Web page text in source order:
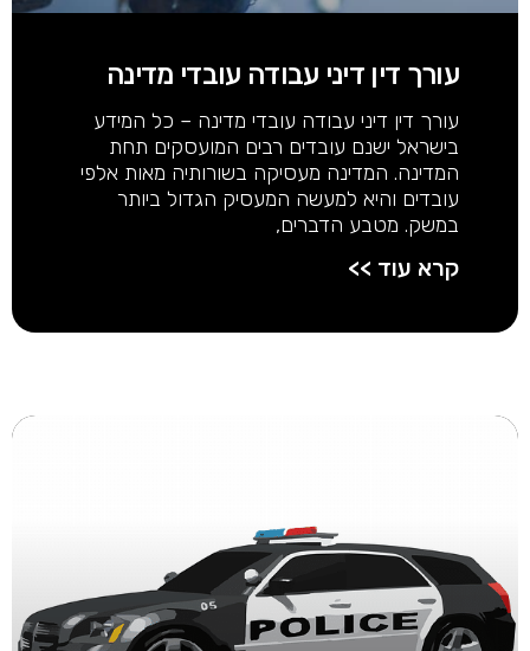
עורך דין דיני עבודה עובדי מדינה
עורך דין דיני עבודה עובדי מדינה – כל המידע
בישראל ישנם עובדים רבים המועסקים תחת
המדינה. המדינה מעסיקה בשורותיה מאות אלפי
עובדים והיא למעשה המעסיק הגדול ביותר
במשק. מטבע הדברים,
קרא עוד >>